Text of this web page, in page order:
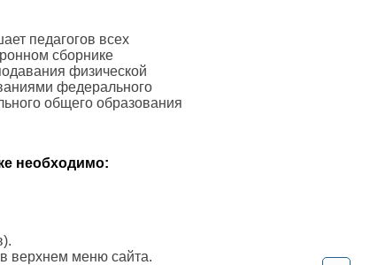
педагогов всех
сборнике
физической
федерального
общего образования
необходимо:
верхнем меню сайта.